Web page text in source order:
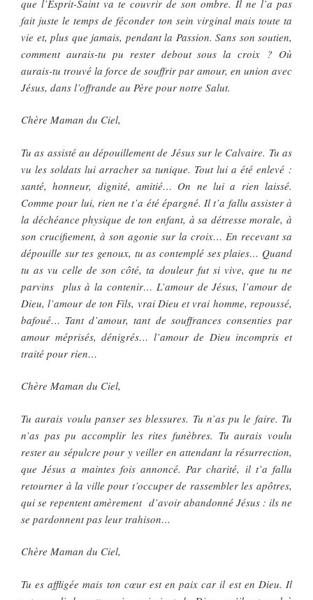
que l’Esprit-Saint va te couvrir de son ombre. Il ne l’a pas
fait juste le temps de féconder ton sein virginal mais toute ta
vie et, plus que jamais, pendant la Passion. Sans son soutien,
comment aurais-tu pu rester debout sous la croix ? Où
aurais-tu trouvé la force de souffrir par amour, en union avec
Jésus, dans l’offrande au Père pour notre Salut.
Chère Maman du Ciel,
Tu as assisté au dépouillement de Jésus sur le Calvaire. Tu as
vu les soldats lui arracher sa tunique. Tout lui a été enlevé :
santé, honneur, dignité, amitié… On ne lui a rien laissé.
Comme pour lui, rien ne t’a été épargné. Il t’a fallu assister à
la déchéance physique de ton enfant, à sa détresse morale, à
son crucifiement, à son agonie sur la croix… En recevant sa
dépouille sur tes genoux, tu as contemplé ses plaies… Quand
tu as vu celle de son côté, ta douleur fut si vive, que tu ne
parvins plus à la contenir… L’amour de Jésus, l’amour de
Dieu, l’amour de ton Fils, vrai Dieu et vrai homme, repoussé,
bafoué… Tant d’amour, tant de souffrances consenties par
amour méprisés, dénigrés… l’amour de Dieu incompris et
traité pour rien…
Chère Maman du Ciel,
Tu aurais voulu panser ses blessures. Tu n’as pu le faire. Tu
n’as pas pu accomplir les rites funèbres. Tu aurais voulu
rester au sépulcre pour y veiller en attendant la résurrection,
que Jésus a maintes fois annoncé. Par charité, il t’a fallu
retourner à la ville pour t’occuper de rassembler les apôtres,
qui se repentent amèrement d’avoir abandonné Jésus : ils ne
se pardonnent pas leur trahison…
Chère Maman du Ciel,
Tu es affligée mais ton cœur est en paix car il est en Dieu. Il